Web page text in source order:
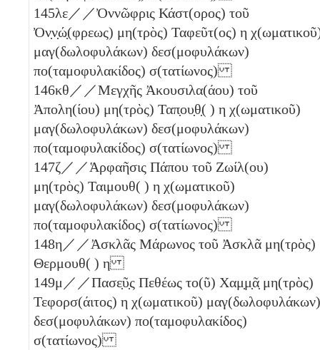
145λε／／Ὀννῶφρις Κάστ(ορος) τοῦ
Ὀν̣ν̣ώ̣(φρεως) μη(τρὸς) Ταφεῦτ(ος) η
μαγ(δωλοφυλάκων) δεσ(μοφυλάκων)
πο(ταμοφυλακίδος) σ(τατίωνος)
146κθ ／／Μεγχῆς Ἀκουσιλα(άου) τοῦ
Ἀπολη(ίου) μη(τρὸς) Ταπ̣ου̣θ̣( ) η χ(ωματικοῦ)
μαγ(δωλοφυλάκων) δεσ(μοφυλάκων)
πο(ταμοφυλακίδος) σ(τατίωνος)
147ζ／／Ἁρφαῆσις Πάπου τοῦ Ζωίλ(ου)
μη(τρὸς) Ταιμουθ( ) η χ(ωματικοῦ)
μαγ(δωλοφυλάκων) δεσ(μοφυλάκων)
πο(ταμοφυλακίδος) σ(τατίωνος)
148η ／／Ἀσκλᾶς Μάρωνος τοῦ Ἀσκλᾶ μη(τρὸς)
Θερμουθ( ) η
149μ ／／Πασε̣ῦ̣ς Πεθέως το(ῦ) Χαμ̣μ̣ᾶ̣ μη(τρὸς)
Τεφορσ(άιτος) η χ(ωματικοῦ) μαγ(δωλοφυλάκων)
δεσ(μοφυλάκων) πο(ταμοφυλακίδος)
σ(τατίωνος)